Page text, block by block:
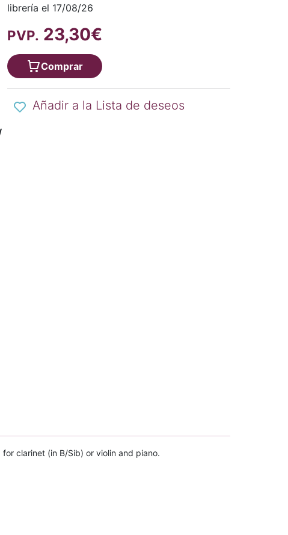
librería el 17/08/26
PVP. 23,30€
Comprar
Añadir a la Lista de deseos
clarinet (in B/Sib) or violin and piano.